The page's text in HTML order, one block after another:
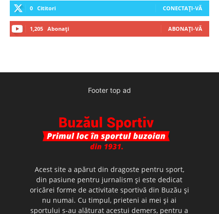
0 Cititori CONECTAȚI-VĂ
1,205 Abonați ABONAȚI-VĂ
Footer top ad
Acest site a apărut din dragoste pentru sport,
din pasiune pentru jurnalism şi este dedicat
oricărei forme de activitate sportivă din Buzău şi
nu numai. Cu timpul, prieteni ai mei şi ai
sportului s-au alăturat acestui demers, pentru a